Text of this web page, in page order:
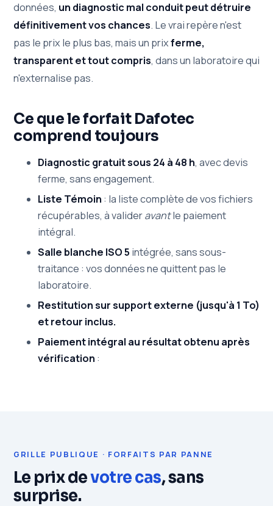
données, un diagnostic mal conduit peut détruire
définitivement vos chances. Le vrai repère n'est
pas le prix le plus bas, mais un prixferme,
transparent et tout compris, dans un laboratoire qui
n'externalise pas.
Ce que le forfait Dafotec
comprend toujours
Diagnostic gratuit sous 24 à 48 h, avec devis
ferme, sans engagement.
Liste Témoin : la liste complète de vos fichiers
récupérables, à valideravantle paiement
intégral.
Salle blanche ISO 5 intégrée, sans sous-
traitance : vos données ne quittent pas le
laboratoire.
Restitution sur support externe (jusqu'à 1 To)
et retour inclus.
Paiement intégral au résultat obtenu après
vérification :
GRILLE PUBLIQUE · FORFAITS PAR PANNE
Le prix devotre cas, sans
surprise.